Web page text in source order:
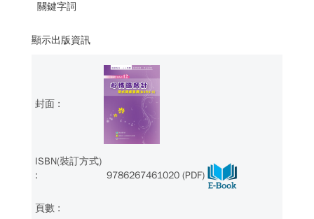
關鍵字詞
顯示出版資訊
9786267461020 (PDF)